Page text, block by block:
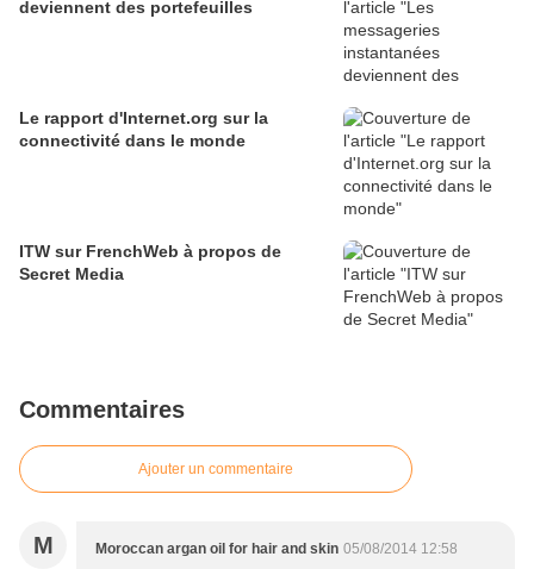
deviennent des portefeuilles
Le rapport d'Internet.org sur la
connectivité dans le monde
ITW sur FrenchWeb à propos de
Secret Media
Commentaires
Ajouter un commentaire
M Moroccan argan oil for hair and skin 05/08/2014 12:58